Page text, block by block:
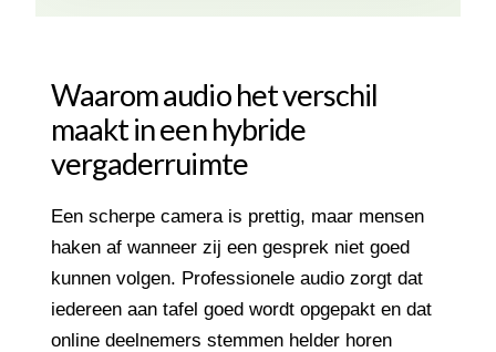
Waarom audio het verschil
maakt in een hybride
vergaderruimte
Een scherpe camera is prettig, maar mensen
haken af wanneer zij een gesprek niet goed
kunnen volgen. Professionele audio zorgt dat
iedereen aan tafel goed wordt opgepakt en dat
online deelnemers stemmen helder horen